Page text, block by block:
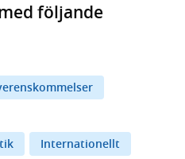
följande
Internationellt